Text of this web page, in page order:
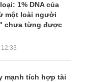
1% DNA của
một loài người
chưa từng được
mạnh tích hợp tài